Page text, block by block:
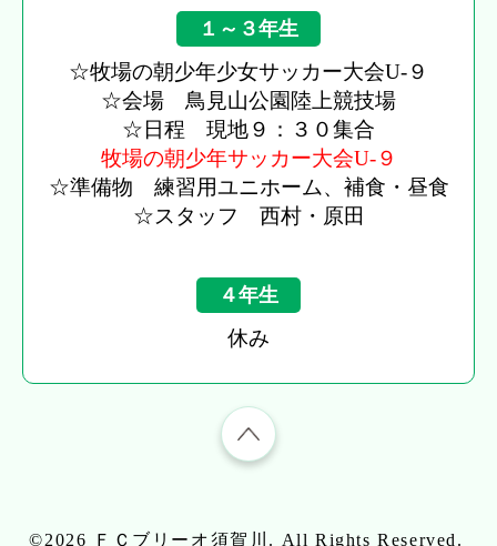
１～３年生
☆牧場の朝少年少女サッカー大会U-９
☆会場 鳥見山公園陸上競技場
☆日程 現地９：３０集合
牧場の朝少年サッカー大会U-９
☆準備物 練習用ユニホーム、補食・昼食
☆スタッフ 西村・原田
４年生
休み
©2026 ＦＣブリーオ須賀川 . All Rights Reserved.